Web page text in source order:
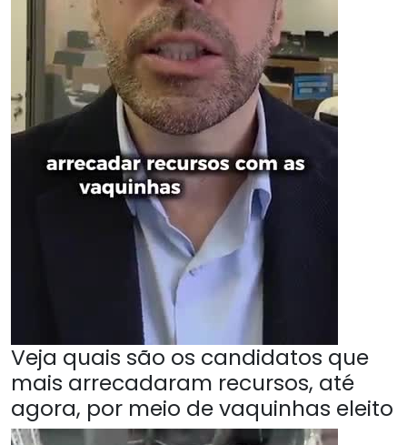
Veja quais são os candidatos que
mais arrecadaram recursos, até
agora, por meio de vaquinhas eleito